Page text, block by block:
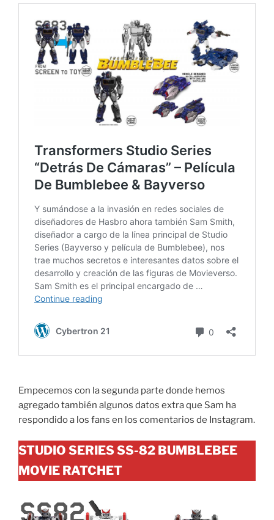
Empecemos con la segunda parte donde hemos
agregado también algunos datos extra que Sam ha
respondido a los fans en los comentarios de Instagram.
STUDIO SERIES SS-82 BUMBLEBEE
MOVIE RATCHET